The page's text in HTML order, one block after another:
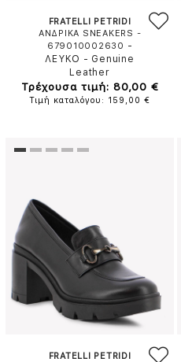
FRATELLI PETRIDI
ΑΝΔΡΙΚΑ SNEAKERS -
679010002630 -
ΛΕΥΚΟ - Genuine
Leather
Τρέχουσα τιμή: 80,00 €
Τιμή καταλόγου: 159,00 €
FRATELLI PETRIDI